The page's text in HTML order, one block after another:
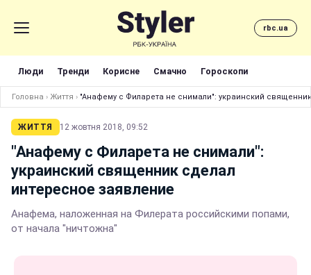
rbc.ua
Люди Тренди Корисне Смачно Гороскопи
Головна › Життя › "Анафему с Филарета не снимали": украинский
ЖИТТЯ 12 жовтня 2018, 09:52
"Анафему с Филарета не снимали":
украинский священник сделал
интересное заявление
Анафема, наложенная на Филерата российскими попами,
от начала "ничтожна"